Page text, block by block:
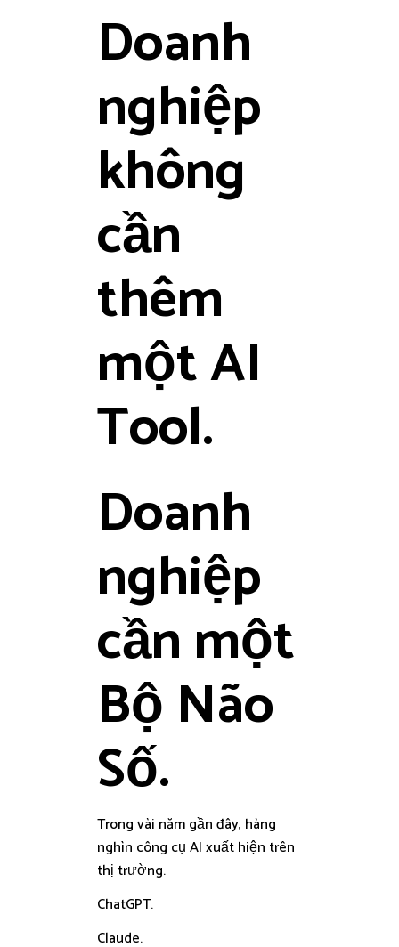
Doanh
nghiệp
không
cần
thêm
một AI
Tool.
Doanh
nghiệp
cần một
Bộ Não
Số.
Trong vài năm gần đây, hàng
nghìn công cụ AI xuất hiện trên
thị trường.
ChatGPT.
Claude.